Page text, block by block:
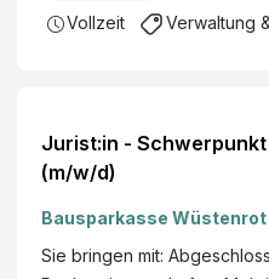
Vollzeit Verwaltung
Jurist:in -
(m/w/d)
Bausparkasse Wüstenrot
Sie bringen mit: